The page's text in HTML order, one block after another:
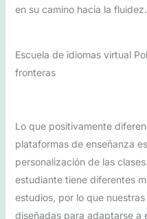
en su camino hacia la fluidez.
Escuela de idiomas virtual
fronteras
Lo que positivamente
plataformas de enseñanza
personalización de las
estudiante tiene diferentes
estudios, por lo que
diseñadas para adaptarse a